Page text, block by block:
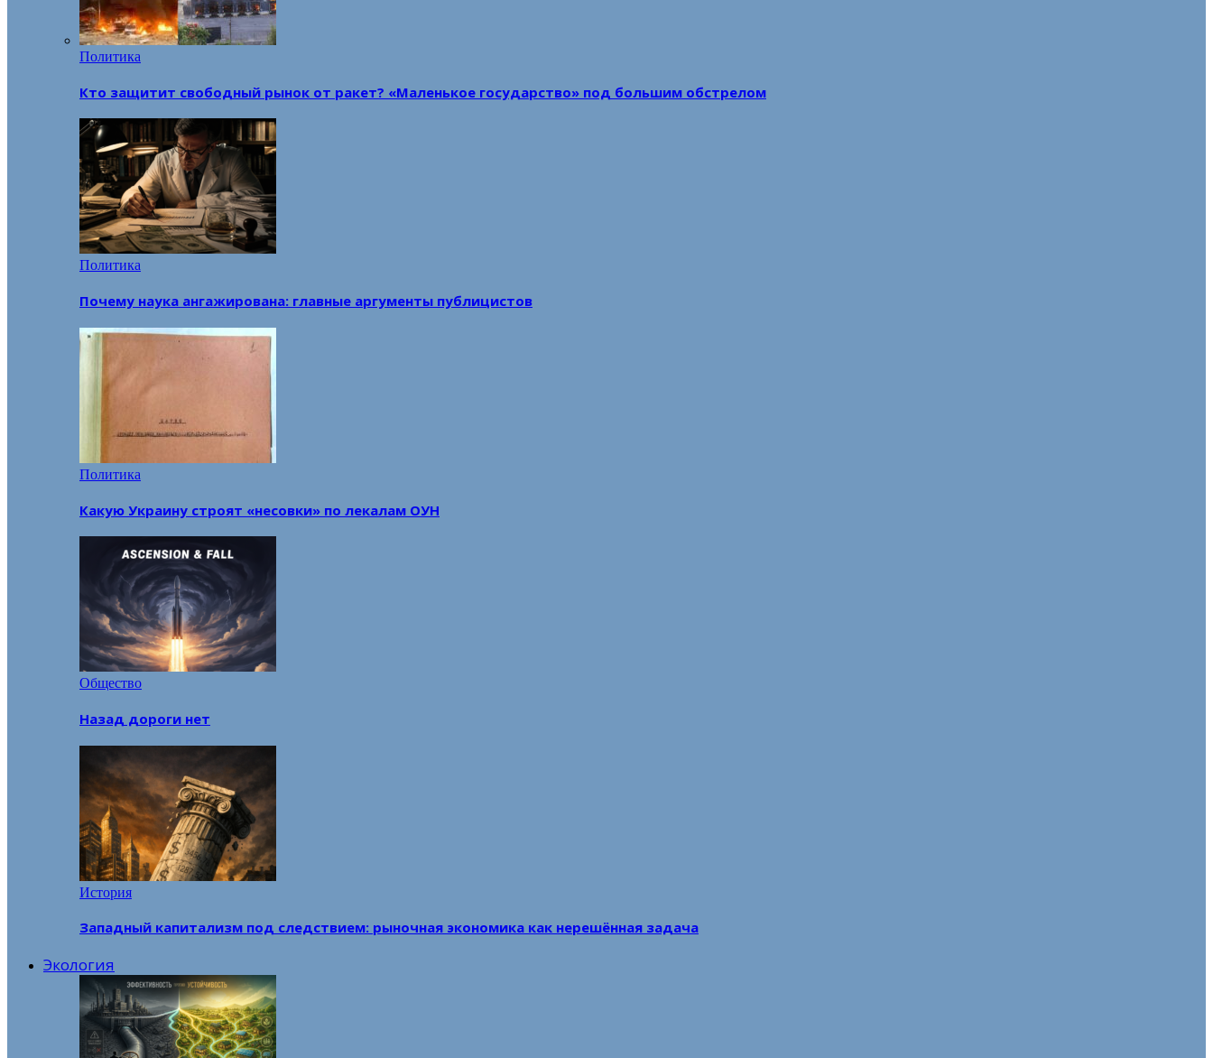
Политика
Кто защитит свободный рынок от ракет? «Маленькое государство» под большим обстрелом
Политика
Почему наука ангажирована: главные аргументы публицистов
Политика
Какую Украину строят «несовки» по лекалам ОУН
Общество
Назад дороги нет
История
Западный капитализм под следствием: рыночная экономика как нерешённая задача
Экология